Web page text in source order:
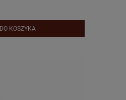
DO KOSZYKA